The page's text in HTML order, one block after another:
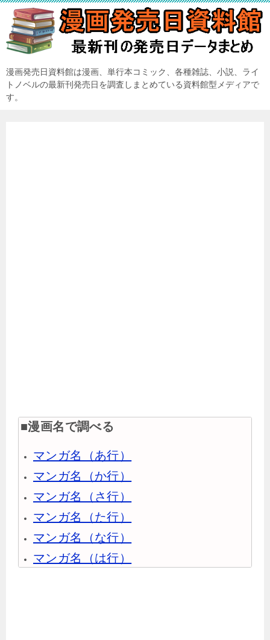
漫画発売日資料館は漫画、単行本コミック、各種雑誌、小説、ライ
トノベルの最新刊発売日を調査しまとめている資料館型メディアで
す。
■漫画名で調べる
マンガ名（あ行）
マンガ名（か行）
マンガ名（さ行）
マンガ名（た行）
マンガ名（な行）
マンガ名（は行）